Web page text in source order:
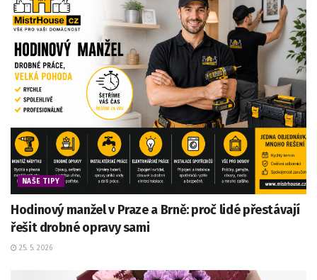
NAŠE TIPY
Hodinový manžel v Praze a Brně: proč lidé přestávají
řešit drobné opravy sami
25. 5. 2026